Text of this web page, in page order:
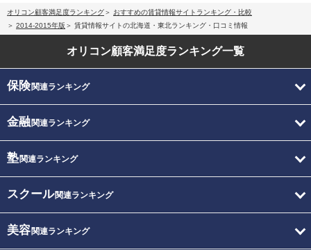
オリコン顧客満足度ランキング
おすすめの賃貸情報サイトランキング・比較
2014-2015年版
賃貸情報サイトの北海道・東北ランキング・口コミ情報
オリコン顧客満足度ランキング一覧
保険関連ランキング
金融関連ランキング
塾関連ランキング
スクール関連ランキング
美容関連ランキング